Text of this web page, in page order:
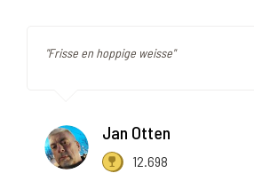
"Frisse en hoppige weisse"
Jan Otten
12.698